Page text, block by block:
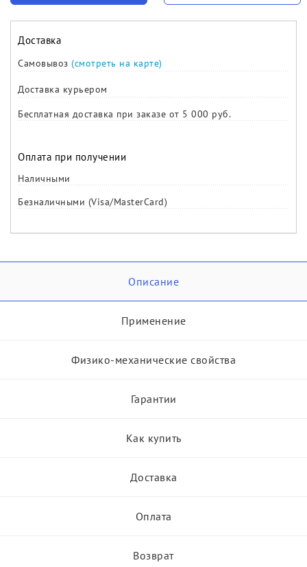
Доставка
Самовывоз (смотреть на карте)
Доставка курьером
Бесплатная доставка при заказе от 5 000 руб.
Оплата при получении
Наличными
Безналичными (Visa/MasterCard)
Описание
Применение
Физико-механические свойства
Гарантии
Как купить
Доставка
Оплата
Возврат